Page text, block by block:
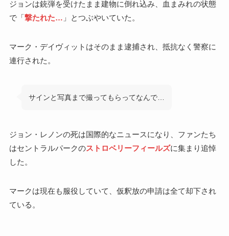
ジョンは銃弾を受けたまま建物に倒れ込み、血まみれの状態
で「撃たれた… 」とつぶやいていた。
マーク・デイヴィットはそのまま逮捕され、抵抗なく警察に
連行された。
サインと写真まで撮ってもらってなんで…
ジョン・レノンの死は国際的なニュースになり、ファンたち
はセントラルパークのストロベリーフィールズに集まり追悼
した。
マークは現在も服役していて、仮釈放の申請は全て却下され
ている。